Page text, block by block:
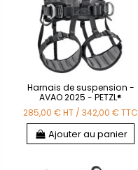
Harnais de suspension -
AVAO 2025 - PETZL®
285,00 €HT /342,00 €TTC
Ajouter au panier